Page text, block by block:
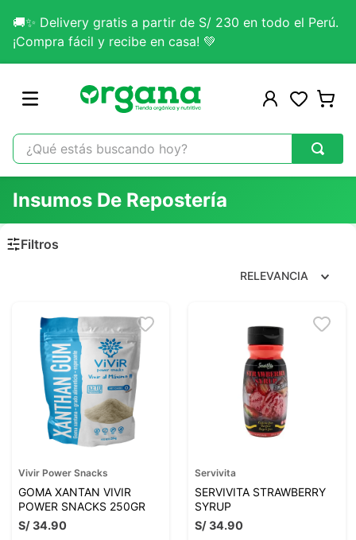
🚚✨ Delivery gratis a partir de S/ 230 en todo el Perú.
¡Compra fácil y recibe en casa! 💚
¿Qué estás buscando hoy?
1.
omega 3
2.
citrato magnesio
kefir
glicinato magnesio
magnesio
melena leon
stevia
Insumos De Repostería
RELEVANCIA
Vivir Power Snacks
GOMA XANTAN VIVIR
POWER SNACKS 250GR
S/34.90
Servivita
SERVIVITA STRAWBERRY
SYRUP
S/34.90